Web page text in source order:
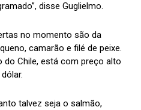
disse Guglielmo.
no momento são da
camarão e filé de peixe.
do Chile, está com preço alto
talvez seja o salmão,